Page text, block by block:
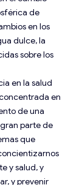
de
en los
dulce, la
sobre los
en la salud
en
de una
parte de
que
y salud, y
y prevenir